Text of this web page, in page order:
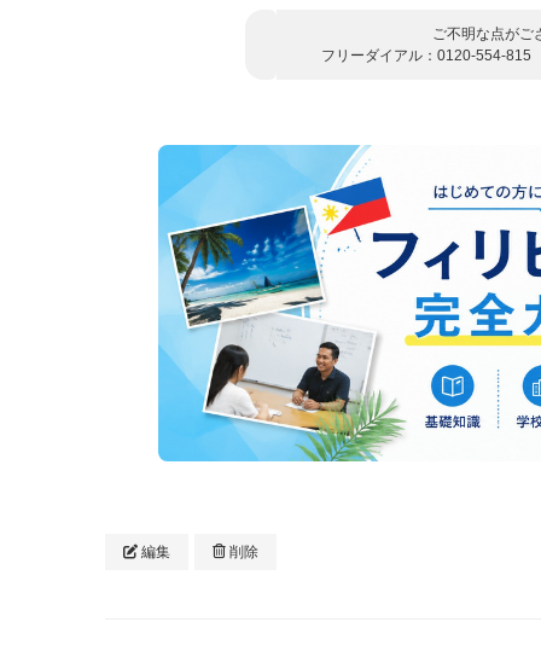
ご不明な点がご
フリーダイアル：0120-554-
編集 削除